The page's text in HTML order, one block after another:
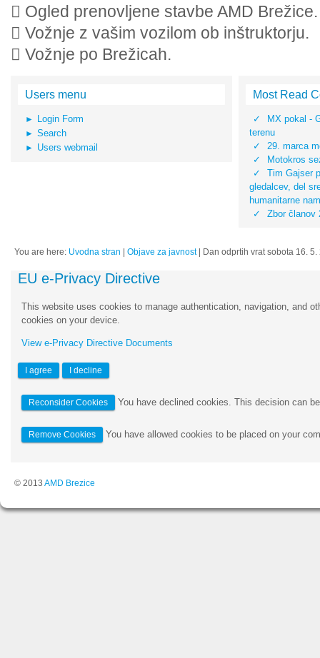
 Ogled prenovljene stavbe AMD Brežice.
 Vožnje z vašim vozilom ob inštruktorju.
 Vožnje po Brežicah.
Users menu
Login Form
Search
Users webmail
Most Read
MX pokal -
terenu
29. marca
Motokros
Tim Gajser
gledalcev, del
humanitarne
Zbor članov
You are here: Uvodna stran Objave za javnost| Dan odprtih vrat sobota 16. 5.
EU e-Privacy Directive
This website uses cookies to manage authentication, navigation, and
cookies on your device.
View e-Privacy Directive Documents
I agree I decline
Reconsider Cookies You have declined cookies. This decision can
Remove Cookies You have allowed cookies to be placed on your
© 2013 AMD Brezice